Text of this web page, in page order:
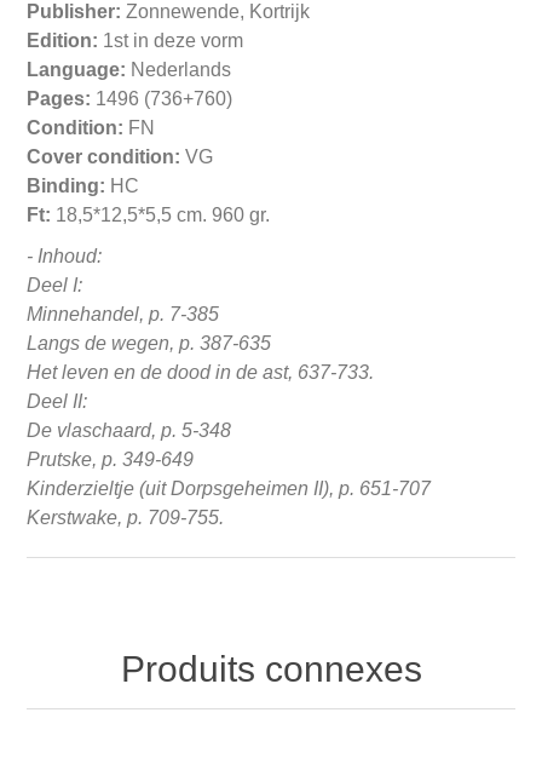
Publisher: Zonnewende, Kortrijk
Edition: 1st in deze vorm
Language: Nederlands
Pages: 1496 (736+760)
Condition: FN
Cover condition: VG
Binding: HC
Ft: 18,5*12,5*5,5 cm. 960 gr.
- Inhoud:
Deel I:
Minnehandel, p. 7-385
Langs de wegen, p. 387-635
Het leven en de dood in de ast, 637-733.
Deel II:
De vlaschaard, p. 5-348
Prutske, p. 349-649
Kinderzieltje (uit Dorpsgeheimen II), p. 651-707
Kerstwake, p. 709-755.
Produits connexes